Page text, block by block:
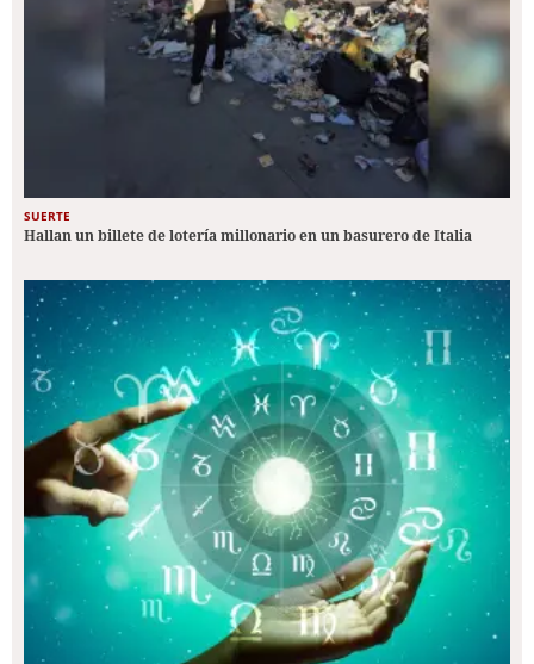
SUERTE
Hallan un billete de lotería millonario en un basurero de Italia